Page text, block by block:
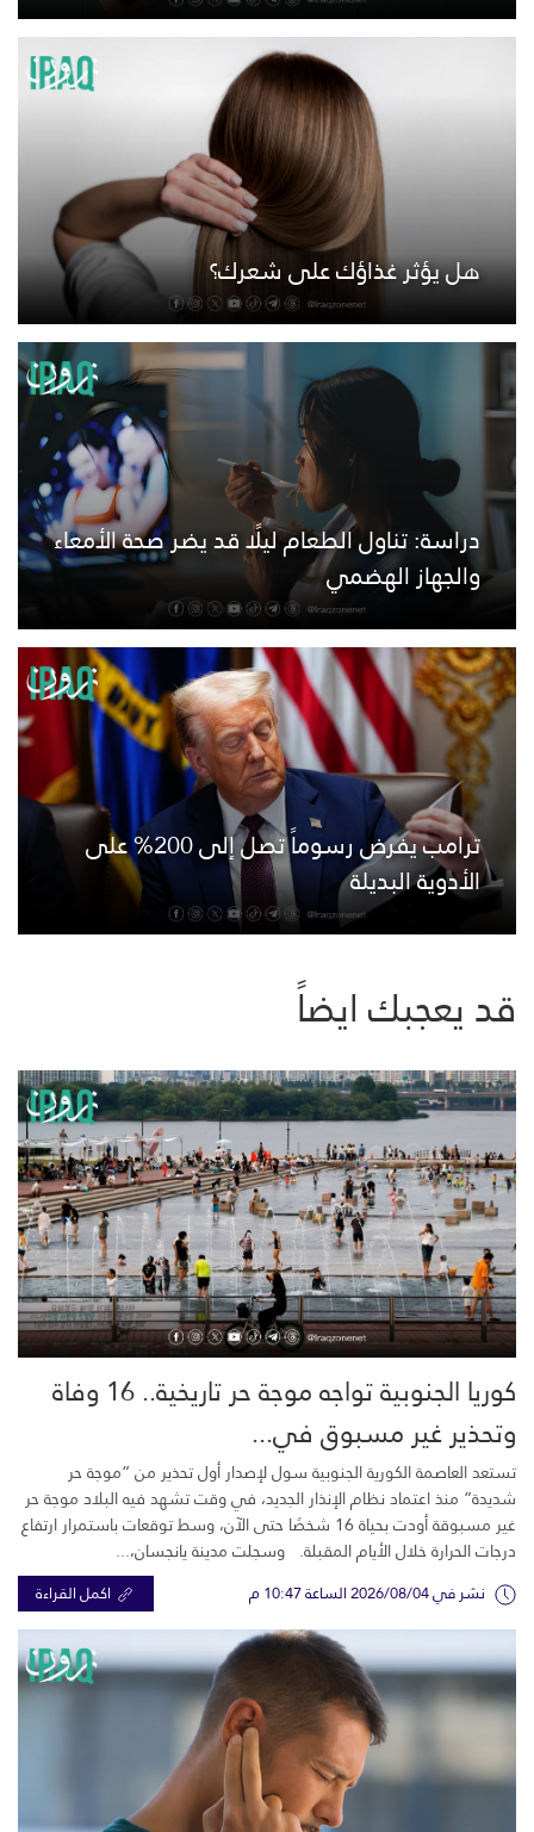
هل يؤثر غذاؤك على شعرك؟
دراسة: تناول الطعام ليلًا قد يضر صحة الأمعاء
والجهاز الهضمي
ترامب يفرض رسوماً تصل إلى 200% على
الأدوية البديلة
قد يعجبك ايضاً
كوريا الجنوبية تواجه موجة حر تاريخية.. 16 وفاة
وتحذير غير مسبوق في...
تستعد العاصمة الكورية الجنوبية سول لإصدار أول تحذير من “موجة حر
شديدة” منذ اعتماد نظام الإنذار الجديد، في وقت تشهد فيه البلاد موجة حر
غير مسبوقة أودت بحياة 16 شخصًا حتى الآن، وسط توقعات باستمرار ارتفاع
درجات الحرارة خلال الأيام المقبلة. وسجلت مدينة يانجسان،...
نشر في 2026/08/04 الساعة 10:47 م اكمل القراءة